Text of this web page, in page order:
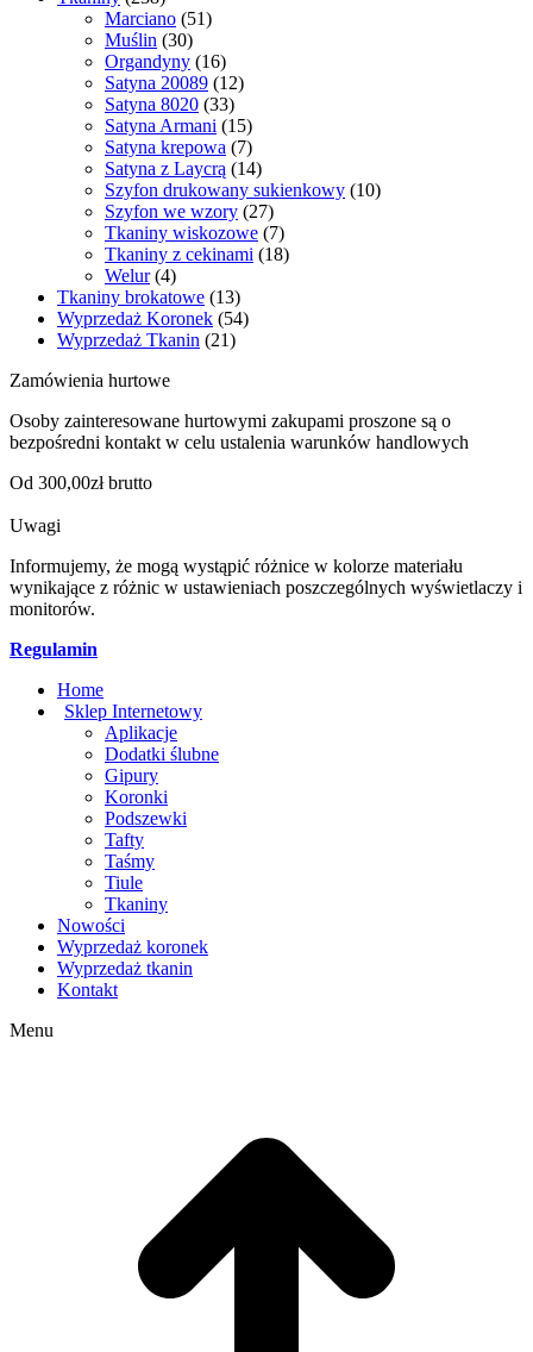
Marciano (51)
Muślin (30)
Organdyny (16)
Satyna 20089 (12)
Satyna 8020 (33)
Satyna Armani (15)
Satyna krepowa (7)
Satyna z Laycrą (14)
Szyfon drukowany sukienkowy (10)
Szyfon we wzory (27)
Tkaniny wiskozowe (7)
Tkaniny z cekinami (18)
Welur (4)
Tkaniny brokatowe (13)
Wyprzedaż Koronek (54)
Wyprzedaż Tkanin (21)
Zamówienia hurtowe
Osoby zainteresowane hurtowymi zakupami proszone są o
bezpośredni kontakt w celu ustalenia warunków handlowych
Od 300,00zł brutto
Uwagi
Informujemy, że mogą wystąpić różnice w kolorze materiału
wynikające z różnic w ustawieniach poszczególnych wyświetlaczy i
monitorów.
Regulamin
Home
Sklep Internetowy
Aplikacje
Dodatki ślubne
Gipury
Koronki
Podszewki
Tafty
Taśmy
Tiule
Tkaniny
Nowości
Wyprzedaż koronek
Wyprzedaż tkanin
Kontakt
Menu